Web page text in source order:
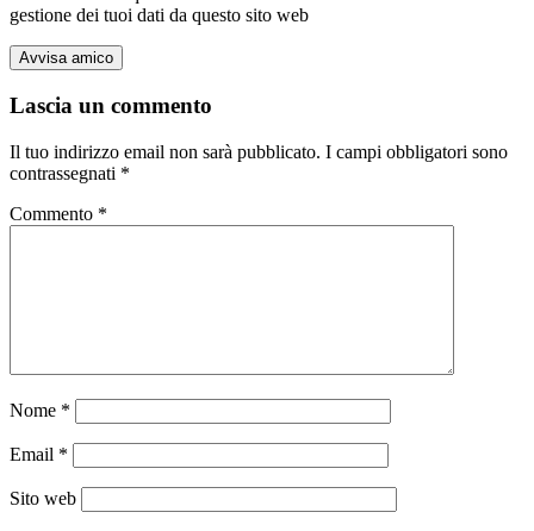
gestione dei tuoi dati da questo sito web
Lascia un commento
Il tuo indirizzo email non sarà pubblicato. I campi obbligatori sono
contrassegnati *
Commento *
Nome *
Email *
Sito web